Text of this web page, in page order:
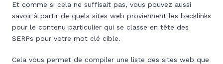
Et comme si cela ne suffisait pas, vous pouvez aussi
savoir à partir de quels sites web proviennent les backlinks
pour le contenu particulier qui se classe en tête des
SERPs pour votre mot clé cible.
Cela vous permet de compiler une liste des sites web que